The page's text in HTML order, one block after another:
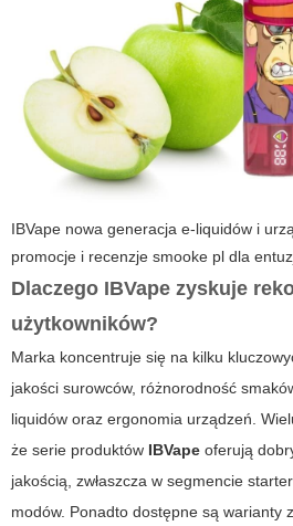
IBVape nowa generacja e-liquidów i
promocje i recenzje smooke pl dla
Dlaczego IBVape zyskuje
użytkowników?
Marka koncentruje się na kilku
jakości surowców, różnorodność
liquidów oraz ergonomia urządzeń.
że serie produktów IBVape oferują
jakością, zwłaszcza w segmencie
modów. Ponadto dostępne są warianty